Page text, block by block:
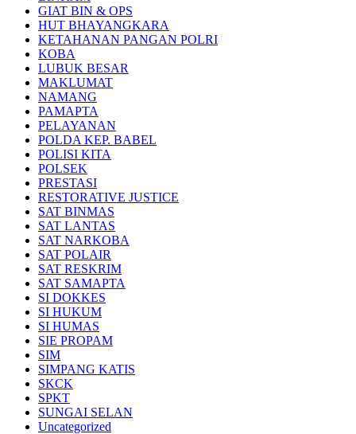
GIAT BIN & OPS
HUT BHAYANGKARA
KETAHANAN PANGAN POLRI
KOBA
LUBUK BESAR
MAKLUMAT
NAMANG
PAMAPTA
PELAYANAN
POLDA KEP. BABEL
POLISI KITA
POLSEK
PRESTASI
RESTORATIVE JUSTICE
SAT BINMAS
SAT LANTAS
SAT NARKOBA
SAT POLAIR
SAT RESKRIM
SAT SAMAPTA
SI DOKKES
SI HUKUM
SI HUMAS
SIE PROPAM
SIM
SIMPANG KATIS
SKCK
SPKT
SUNGAI SELAN
Uncategorized